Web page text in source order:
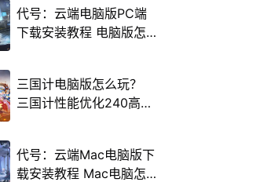
代号：云端电脑版PC端
下载安装教程 电脑版怎
三国计电脑版怎么玩？
三国计性能优化240高帧
代号：云端Mac电脑版下
载安装教程 Mac电脑怎